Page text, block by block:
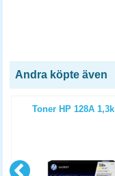
Andra köpte även
Toner HP 128A 1,3k